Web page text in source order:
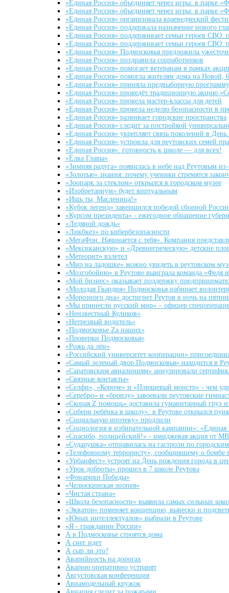
«Единая Россия» объединяет через игры: в парке
«Единая Россия» объединяет через игры: в парке
«Единая Россия» организовала краеведческий
«Единая Россия» поддержала назначение нового
«Единая Россия» поддерживает семьи героев
«Единая Россия» поддерживает семьи героев
«Единая Россия» Подмосковья предложила
«Единая Россия» поздравила соцработников
«Единая Россия» помогает ветеранам в рамках
«Единая Россия» помогла жителям дома на Новой,
«Единая Россия» приняла предвыборную
«Единая Россия» проведёт традиционную акцию
«Единая Россия» провела мастер-классы для детей
«Единая Россия» провела неделю безопасности в
«Единая Россия» развивает городские пространства
«Единая Россия» следит за постройкой
«Единая Россия» укрепляет связь поколений в
«Единая Россия» устроила для реутовских семей
«Единая Россия»: готовность к школе — для всех!
«Ёлка Главы»
«Зимняя радуга» появилась в небе над Реутовым
«Золотые» знания: почему ученики стремятся
«Зоопарк за стеклом» открылся в городском музее
«Изобретариум» будет виртуальным
«Ишь ты, Масленица!»
«Кубок легенд» завершился победой сборной
«Курсом президента» - ежегодное обращение
«Ледяной дождь»
«Ликбкез» по кибербезопасности
«МегаФон. Начинается с тебя». Компания
«Мексиканскую» и «Древнегреческую» детские
«Метеорит» взлетел
«Мир на ладошке» можно увидеть в реутовском
«Мозгобойню» в Реутове выиграла команда «Федя и
«Мой бизнес» оказывает поддержку
«Молодая Гвардия» Подмосковья набирает
«Морозного дна» достигнет Реутов в ночь на
«Мы принесли русский мир» – офицер
«Неизвестный Куликов»
«Нетрезвый водитель»
«Подмосковье Za наших»
«Проверки Подмосковья»
«Рожь да лён»
«Российский университет кооперации»
«Самый зеленый двор Подмосковья» находится в
«Саратовским авиалиниям» аннулировали
«Связные контакты»
«Селфи», «Короче» и «Плюшевый монстр» - чем
«Серебро» и «бронзу» завоевали реутовские
«Скорая Z помощь» доставила гуманитарный груз
«Собери ребёнка в школу»: в Реутове открылся
«Социальную ипотеку» продлили
«Социология в избирательной кампании»:
«Спасибо, полицейский!» - имиджевая акция от
«Сударушка» отправилась на гастроли по
«Телефонному террористу», сообщившему о бомбе
«Урбанфест» устроят на День рождения города в
«Урок доброты» прошел в 7 школе Реутова
«Фонарики Победы»
«Челюскинская эпопея»
«Чистая страна»
«Школа безопасности» выявила самых сильных
«Экватор» поменяет концепцию, вывески и
«Юных интеллектуалов» выбрали в Реутове
«Я - гражданин России»
А в Подмосковье строятся дома
А снег идет
А сыр ли это?
Аварийность на дорогах
Аварию оперативно устранят
Августовская конференция
Авиамодельный кружок